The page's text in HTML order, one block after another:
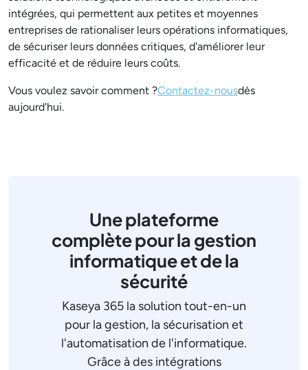
intégrées, qui permettent aux petites et moyennes
entreprises de rationaliser leurs opérations informatiques,
de sécuriser leurs données critiques, d'améliorer leur
efficacité et de réduire leurs coûts.
Vous voulez savoir comment ?Contactez-nousdès
aujourd'hui.
Une plateforme
complète pour la gestion
informatique et de la
sécurité
Kaseya 365 la solution tout-en-un
pour la gestion, la sécurisation et
l'automatisation de l'informatique.
Grâce à des intégrations